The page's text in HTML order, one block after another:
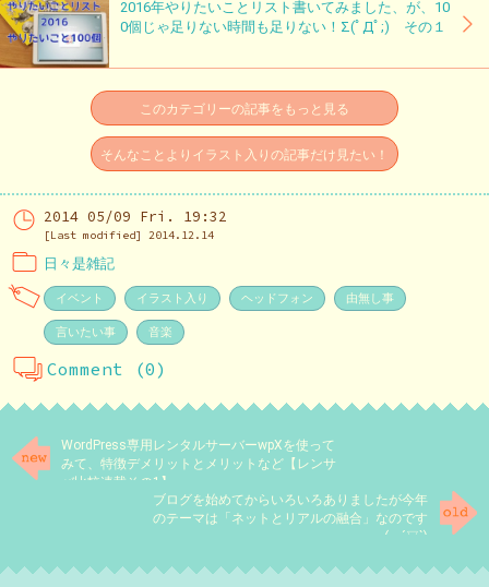
2016年やりたいことリスト書いてみました、が、10
0個じゃ足りない時間も足りない！Σ(ﾟДﾟ;) その１
このカテゴリーの記事をもっと見る
そんなことよりイラスト入りの記事だけ見たい！
2014 05/09 Fri. 19:32
[Last modified] 2014.12.14
日々是雑記
イベント イラスト入り ヘッドフォン 由無し事
言いたい事 音楽
Comment (0)
WordPress専用レンタルサーバーwpXを使って
みて、特徴デメリットとメリットなど【レンサ
バ比較連載その1】
ブログを始めてからいろいろありましたが今年
のテーマは「ネットとリアルの融合」なのです
(。´▽`)